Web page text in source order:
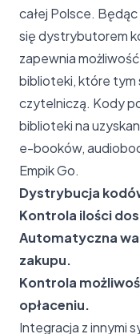
całej Polsce.
się dystrybutorem
zapewnia
biblioteki, które tym
czytelniczą. Kody
biblioteki na
e-booków,
Empik Go.
Dystrybucja
Kontrola ilości
Automatyczna
zakupu.
Kontrola
opłaceniu.
Integracja z innymi